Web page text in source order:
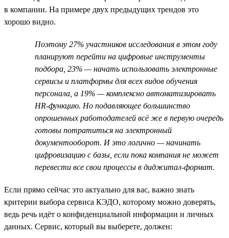
в компании. На примере двух предыдущих трендов это
хорошо видно.
Поэтому 27% участников исследования в этом году
планируют перейти на цифровые инструменты
подбора, 23% — начать использовать электронные
сервисы и платформы для всех видов обучения
персонала, а 19% — комплексно автоматизировать
HR-функцию. Но подавляющее большинство
опрошенных работодателей всё же в первую очередь
готовы потратиться на электронный
документооборот. И это логично — начинать
цифровизацию с базы, если пока компания не может
перевести все свои процессы в диджитал-формат.
Если прямо сейчас это актуально для вас, важно знать
критерии выбора сервиса КЭДО, которому можно доверять,
ведь речь идёт о конфиденциальной информации и личных
данных. Сервис, который вы выберете, должен: